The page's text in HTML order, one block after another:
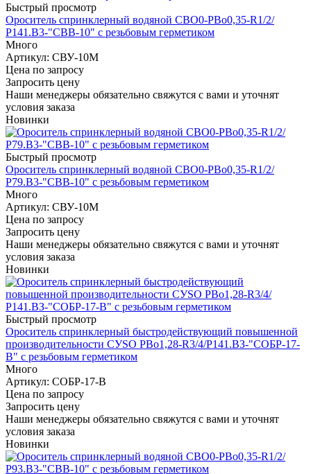
Быстрый просмотр
Ороситель спринклерный водяной СВО0-РВо0,35-R1/2/
Р141.В3-"СВВ-10" с резьбовым герметиком
Много
Артикул: СВУ-10М
Цена по запросу
Запросить цену
Наши менеджеры обязательно свяжутся с вами и уточнят
условия заказа
Новинки
Быстрый просмотр
Ороситель спринклерный водяной СВО0-РВо0,35-R1/2/
Р79.В3-"СВВ-10" с резьбовым герметиком
Много
Артикул: СВУ-10М
Цена по запросу
Запросить цену
Наши менеджеры обязательно свяжутся с вами и уточнят
условия заказа
Новинки
Быстрый просмотр
Ороситель спринклерный быстродействующий повышенной
производительности СУSO РВо1,28-R3/4/Р141.ВЗ-"СОБР-17-
В" с резьбовым герметиком
Много
Артикул: СОБР-17-В
Цена по запросу
Запросить цену
Наши менеджеры обязательно свяжутся с вами и уточнят
условия заказа
Новинки